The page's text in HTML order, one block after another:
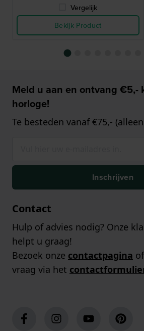
Vergelijk
Bekijk Product
Meld u aan en ontvang €5,-
horloge!
Te besteden vanaf €75,-
Inschrijven
Contact
Hulp of advies nodig? Onze
helpt u graag!
Bezoek onze contactpagina
vraag via het